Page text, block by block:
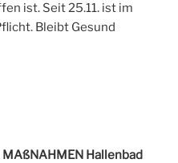
ist. Seit 25.11. ist im
Bleibt Gesund
MAßNAHMEN Hallenbad